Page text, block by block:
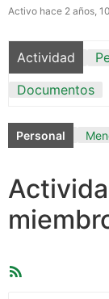
Activo hace 2 años,
Actividad
Documentos
Personal